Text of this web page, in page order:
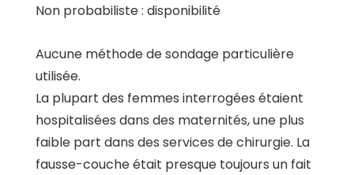
Non probabiliste : disponibilité
Aucune méthode de sondage particulière
utilisée.
La plupart des femmes interrogées étaient
hospitalisées dans des maternités, une plus
faible part dans des services de chirurgie. La
fausse-couche était presque toujours un fait